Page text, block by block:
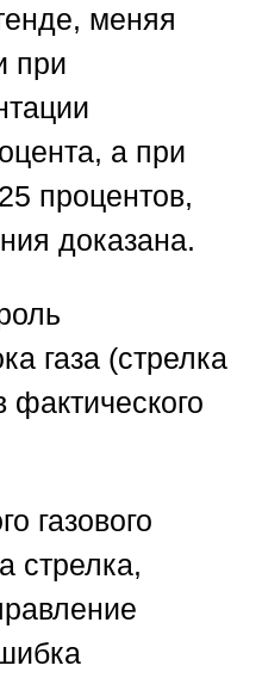
меняя
при
а при
процентов,
доказана.
газа (стрелка
фактического
газового
стрелка,